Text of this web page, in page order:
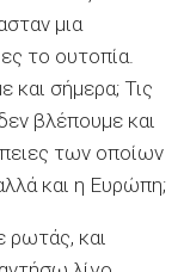
μια
το ουτοπία.
και σήμερα; Τις
βλέπουμε και
των οποίων
και η Ευρώπη;
ρωτάς, και